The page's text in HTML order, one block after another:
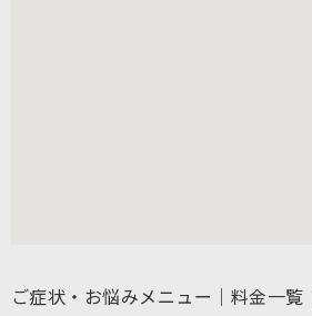
ご症状・お悩みメニュー ｜ 料金一覧